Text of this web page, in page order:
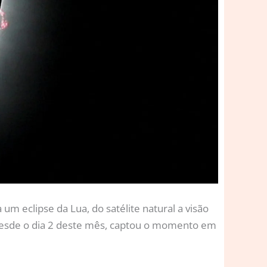
um eclipse da Lua, do satélite natural a visão
o dia 2 deste mês, captou o momento em